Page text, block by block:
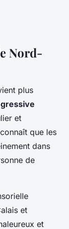
Nord-
plus
et
que les
dans
de
et
et